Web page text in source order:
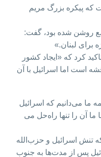
که پیکره بزرگ مریم
روشن شده بود، گفت:
برای لبنان.»
کرد که «ایجاد کشور
است اما اسرائيل با آن
ما می‌دانیم که اسرائیل
ما آن را تنها راه‌حل می
تنش اسرائیل و حزب‌الله
پس از مدت‌ها به جنوب